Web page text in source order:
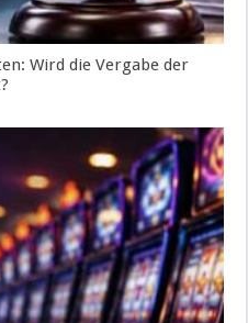
Wird die Vergabe der